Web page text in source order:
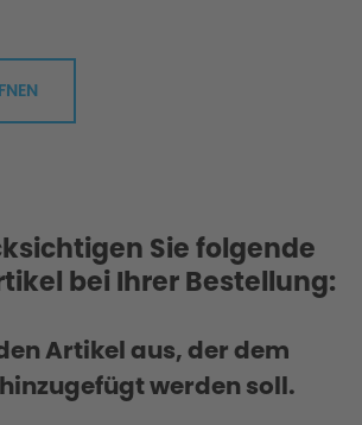
Sie folgende
bei Ihrer Bestellung:
Artikel aus, der dem
werden soll.